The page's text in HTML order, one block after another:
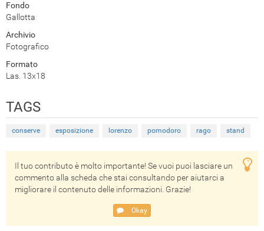
Fondo
Gallotta
Archivio
Fotografico
Formato
Las. 13x18
TAGS
conserve esposizione lorenzo pomodoro rago stand
Il tuo contributo è molto importante! Se vuoi puoi lasciare un
commento alla scheda che stai consultando per aiutarci a
migliorare il contenuto delle informazioni. Grazie!
Okay